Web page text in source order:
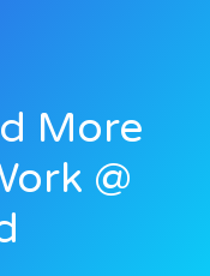
More
@